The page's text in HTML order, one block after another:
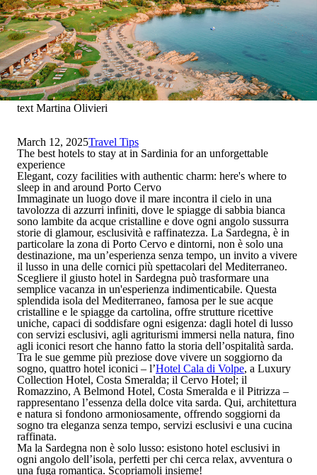
text Martina Olivieri
March 12, 2025Travel Tips
The best hotels to stay at in Sardinia for an unforgettable
experience
Elegant, cozy facilities with authentic charm: here's where to
sleep in and around Porto Cervo
Immaginate un luogo dove il mare incontra il cielo in una
tavolozza di azzurri infiniti, dove le spiagge di sabbia bianca
sono lambite da acque cristalline e dove ogni angolo sussurra
storie di glamour, esclusività e raffinatezza. La Sardegna, è in
particolare la zona di Porto Cervo e dintorni, non è solo una
destinazione, ma un’esperienza senza tempo, un invito a vivere
il lusso in una delle cornici più spettacolari del Mediterraneo.
Scegliere il giusto hotel in Sardegna può trasformare una
semplice vacanza in un'esperienza indimenticabile. Questa
splendida isola del Mediterraneo, famosa per le sue acque
cristalline e le spiagge da cartolina, offre strutture ricettive
uniche, capaci di soddisfare ogni esigenza: dagli hotel di lusso
con servizi esclusivi, agli agriturismi immersi nella natura, fino
agli iconici resortche hanno fatto la storia dell’ospitalità sarda.
Tra le sue gemme più preziose dove vivere un soggiorno da
sogno, quattro hotel iconici – l’Hotel Cala di Volpe, a Luxury
Collection Hotel, Costa Smeralda; il Cervo Hotel; il
Romazzino, A Belmond Hotel, Costa Smeralda e il Pitrizza –
rappresentano l’essenza della dolce vita sarda. Qui, architettura
e natura si fondono armoniosamente, offrendo soggiorni da
sogno tra eleganza senza tempo, servizi esclusivi e una cucina
raffinata.
Ma la Sardegna non è solo lusso: esistono hotel esclusivi in
ogni angolo dell’isola, perfetti per chi cerca relax, avventura o
una fuga romantica. Scopriamoli insieme!